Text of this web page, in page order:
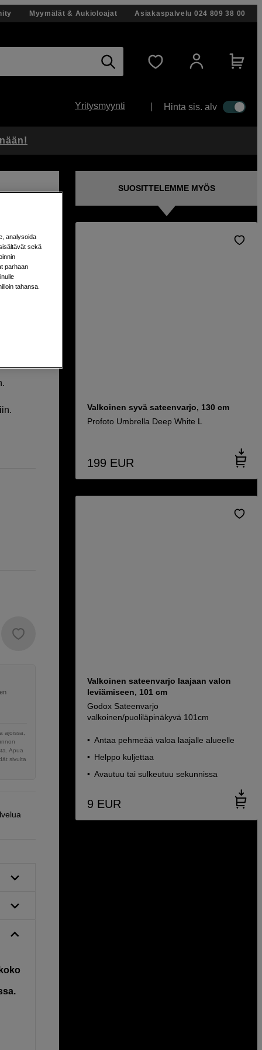
Myymälät & Aukioloajat Asiakaspalvelu 024 809 38 00
Yritysmyynti Hinta sis. alv
130cm,
ajoissa,
Apua
sivulta
SUOSITTELEMME MYÖS
Valkoinen syvä sateenvarjo, 130 cm
Profoto Umbrella Deep White L
199 EUR
Valkoinen sateenvarjo laajaan valon
leviämiseen, 101 cm
Godox Sateenvarjo
valkoinen/puoliläpinäkyvä 101cm
Antaa pehmeää valoa laajalle alueelle
Helppo kuljettaa
Avautuu tai sulkeutuu sekunnissa
9 EUR
analysoida
sekä
parhaan
tahansa.